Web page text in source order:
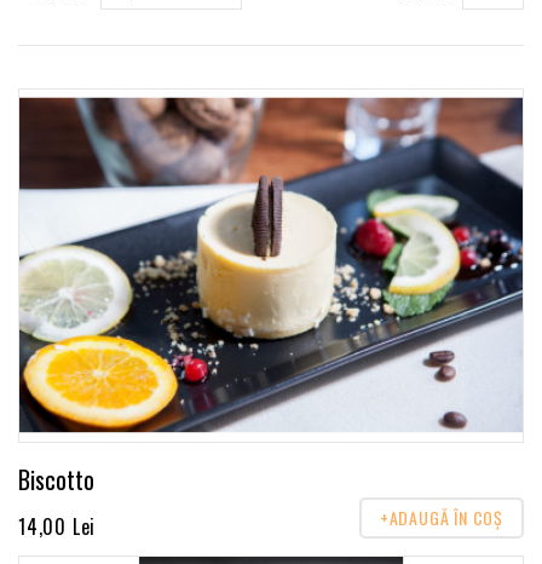
Biscotto
14,00 Lei +ADAUGĂ ÎN COŞ